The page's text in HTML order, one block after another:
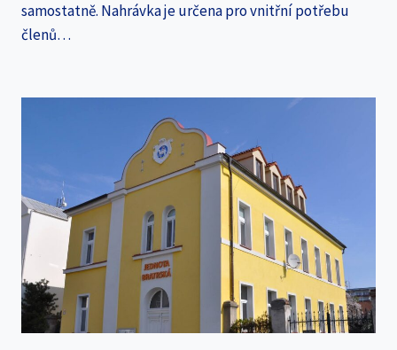
samostatně. Nahrávka je určena pro vnitřní potřebu
členů…